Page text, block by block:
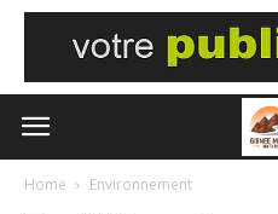
Home Environnement